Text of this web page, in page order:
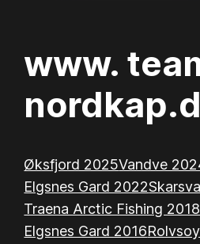
www.
Øksfjord 2025Vandve
Elgsnes Gard 2022
Traena Arctic Fishing 2018
Elgsnes Gard 2016